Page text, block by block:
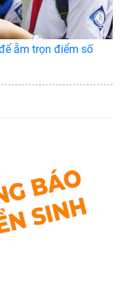
ẵm trọn điểm số